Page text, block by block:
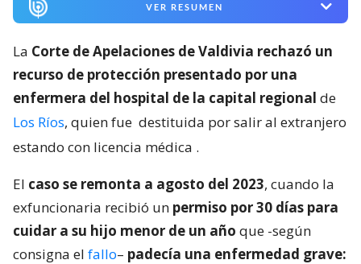
VER RESUMEN
La Corte de Apelaciones de Valdivia rechazó un
recurso de protección presentado por una
enfermera del hospital de la capital regional de
Los Ríos, quien fue destituida por salir al extranjero
estando con licencia médica .
El caso se remonta a agosto del 2023, cuando la
exfuncionaria recibió un permiso por 30 días para
cuidar a su hijo menor de un año que -según
consigna el fallo– padecía una enfermedad grave: